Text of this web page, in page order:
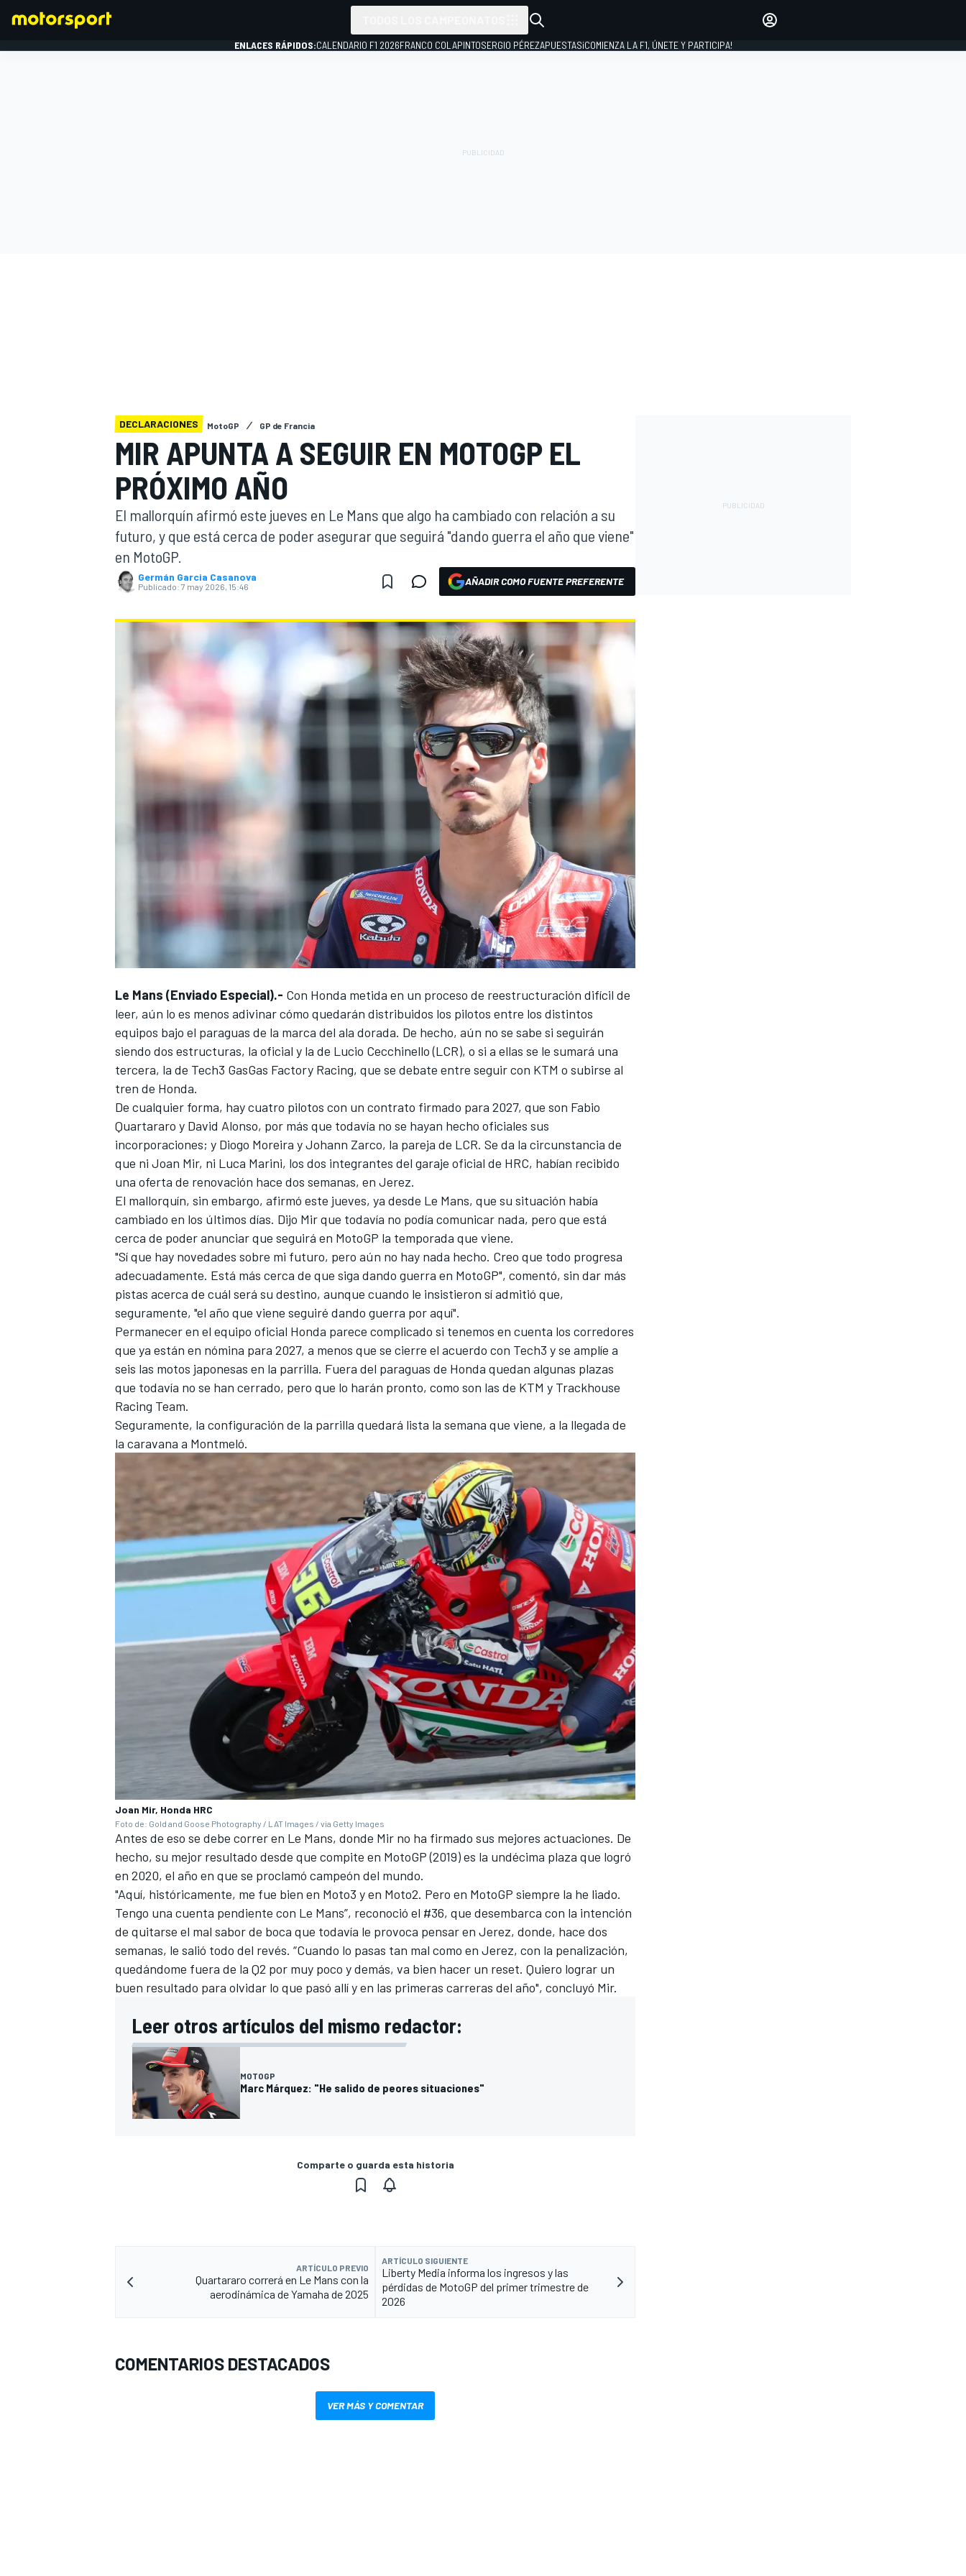
MOTOGP
NASCAR CUP
WRC
MÁS CATEGORÍAS
INICIAR SESIÓN
ENLACES RÁPIDOS:CALENDARIO F1 2026FRANCO COLAPINTOSERGIO PÉREZAPUESTAS¡COMIENZA LA F1, ÚNETE Y PARTICIPA!
DECLARACIONES MotoGP GP de Francia
MIR APUNTA A SEGUIR EN MOTOGP EL
PRÓXIMO AÑO
El mallorquín afirmó este jueves en Le Mans que algo ha cambiado con relación a su
futuro, y que está cerca de poder asegurar que seguirá "dando guerra el año que viene"
en MotoGP.
Germán Garcia Casanova
Publicado: 7 may 2026, 15:46 AÑADIR COMO FUENTE PREFERENTE
Le Mans (Enviado Especial).- Con Honda metida en un proceso de reestructuración difícil de
leer, aún lo es menos adivinar cómo quedarán distribuidos los pilotos entre los distintos
equipos bajo el paraguas de la marca del ala dorada. De hecho, aún no se sabe si seguirán
siendo dos estructuras, la oficial y la de Lucio Cecchinello (LCR), o si a ellas se le sumará una
tercera, la de Tech3 GasGas Factory Racing, que se debate entre seguir con KTM o subirse al
tren de Honda.
De cualquier forma, hay cuatro pilotos con un contrato firmado para 2027, que son Fabio
Quartararo y David Alonso, por más que todavía no se hayan hecho oficiales sus
incorporaciones; y Diogo Moreira yJohann Zarco, la pareja de LCR. Se da la circunstancia de
que ni Joan Mir, ni Luca Marini, los dos integrantes del garaje oficial de HRC, habían recibido
una oferta de renovación hace dos semanas, en Jerez.
El mallorquín, sin embargo, afirmó este jueves, ya desde Le Mans, que su situación había
cambiado en los últimos días. Dijo Mir que todavía no podía comunicar nada, pero que está
cerca de poder anunciar que seguirá en MotoGP la temporada que viene.
"Sí que hay novedades sobre mi futuro, pero aún no hay nada hecho. Creo que todo progresa
adecuadamente. Está más cerca de que siga dando guerra en MotoGP", comentó, sin dar más
pistas acerca de cuál será su destino, aunque cuando le insistieron sí admitió que,
seguramente, "el año que viene seguiré dando guerra por aquí".
Permanecer en el equipo oficial Honda parece complicado si tenemos en cuenta los corredores
que ya están en nómina para 2027, a menos que se cierre el acuerdo con Tech3 y se amplíe a
seis las motos japonesas en la parrilla. Fuera del paraguas de Honda quedan algunas plazas
que todavía no se han cerrado, pero que lo harán pronto, como son las de KTM y Trackhouse
Racing Team.
Seguramente, la configuración de la parrilla quedará lista la semana que viene, a la llegada de
la caravana a Montmeló.
Joan Mir, Honda HRC
Foto de: Gold and Goose Photography / LAT Images / via Getty Images
Antes de eso se debe correr en Le Mans, donde Mir no ha firmado sus mejores actuaciones. De
hecho, su mejor resultado desde que compite en MotoGP (2019) es la undécima plaza que logró
en 2020, el año en que se proclamó campeón del mundo.
"Aquí, históricamente, me fue bien en Moto3 y en Moto2. Pero en MotoGP siempre la he liado.
Tengo una cuenta pendiente con Le Mans”, reconoció el #36, que desembarca con la intención
de quitarse el mal sabor de boca que todavía le provoca pensar en Jerez, donde, hace dos
semanas, le salió todo del revés. “Cuando lo pasas tan mal como en Jerez, con la penalización,
quedándome fuera de la Q2 por muy poco y demás, va bien hacer un reset. Quiero lograr un
buen resultado para olvidar lo que pasó allí y en las primeras carreras del año", concluyó Mir.
Leer otros artículos del mismo redactor:
MOTOGP
Marc Márquez: "He salido de peores situaciones"
Comparte o guarda esta historia
ARTÍCULO PREVIO
Quartararo correrá en Le Mans con la
aerodinámica de Yamaha de 2025
ARTÍCULO SIGUIENTE
Liberty Media informa los ingresos y las
pérdidas de MotoGP del primer trimestre de
2026
COMENTARIOS DESTACADOS
VER MÁS Y COMENTAR